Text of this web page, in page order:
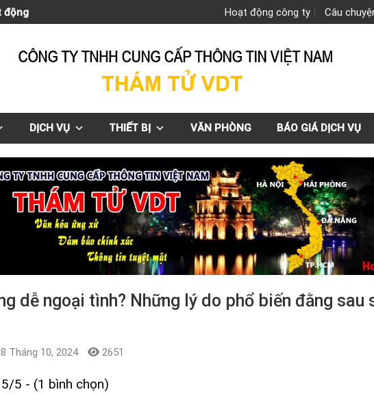
động Hoạt động công ty Câu
DỊCH VỤ THIẾT BỊ VĂN PHÒNG BÁO GIÁ DỊCH VỤ
dễ ngoại tình? Những lý do phổ biến đằng sau
Tháng 10, 2024 2651
5/5 - (1 bình chọn)